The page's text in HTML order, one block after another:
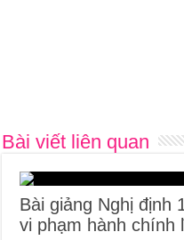
Bài viết liên quan
Bài giảng Nghị định
vi phạm hành chính